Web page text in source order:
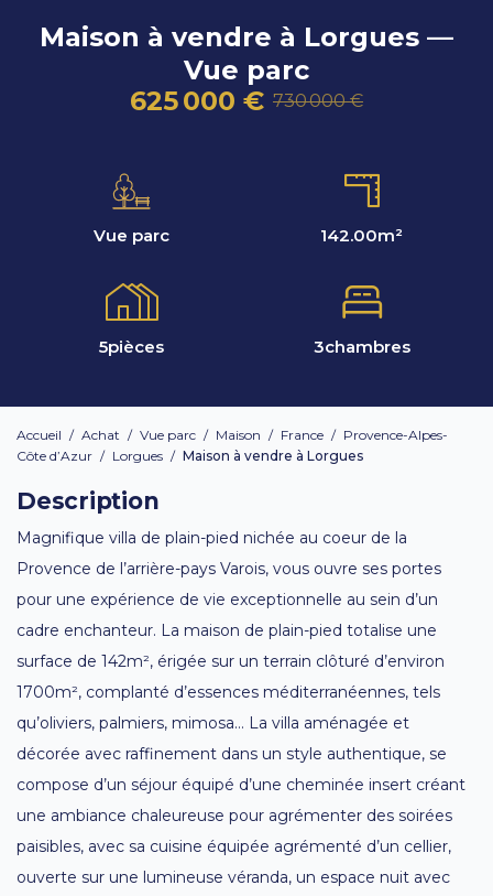
Maison à vendre à Lorgues —
Vue parc
625 000 € 730 000 €
Vue parc 142.00m²
5pièces 3chambres
Accueil / Achat / Vue parc / Maison / France / Provence-Alpes-
Côte d’Azur / Lorgues / Maison à vendre à Lorgues
Description
Magnifique villa de plain-pied nichée au coeur de la
Provence de l’arrière-pays Varois, vous ouvre ses portes
pour une expérience de vie exceptionnelle au sein d’un
cadre enchanteur. La maison de plain-pied totalise une
surface de 142m², érigée sur un terrain clôturé d’environ
1700m², complanté d’essences méditerranéennes, tels
qu’oliviers, palmiers, mimosa… La villa aménagée et
décorée avec raffinement dans un style authentique, se
compose d’un séjour équipé d’une cheminée insert créant
une ambiance chaleureuse pour agrémenter des soirées
paisibles, avec sa cuisine équipée agrémenté d’un cellier,
ouverte sur une lumineuse véranda, un espace nuit avec